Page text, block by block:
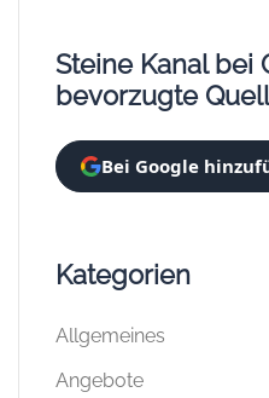
Steine Kanal bei
bevorzugte
Bei Google
Kategorien
Allgemeines
Angebote